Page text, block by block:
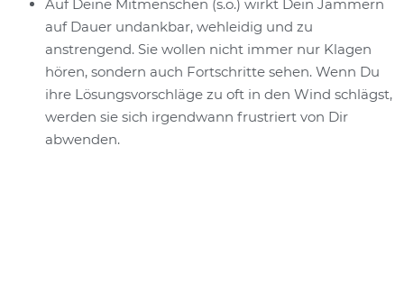
Auf Deine Mitmenschen (s.o.) wirkt Dein Jammern
auf Dauer undankbar, wehleidig und zu
anstrengend. Sie wollen nicht immer nur Klagen
hören, sondern auch Fortschritte sehen. Wenn Du
ihre Lösungsvorschläge zu oft in den Wind schlägst,
werden sie sich irgendwann frustriert von Dir
abwenden.